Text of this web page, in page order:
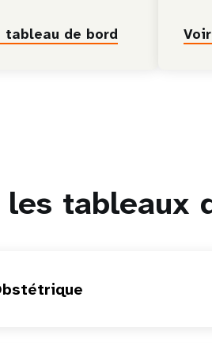
tableau de bord
les tableaux